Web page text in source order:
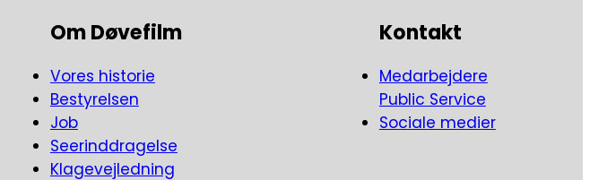
Om Døvefilm
Vores historie
Bestyrelsen
Job
Seerinddragelse
Klagevejledning
Kontakt
Medarbejdere
Public Service
Sociale medier